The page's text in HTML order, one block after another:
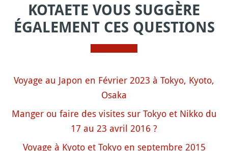
KOTAETE VOUS SUGGÈRE
ÉGALEMENT CES QUESTIONS
Voyage au Japon en Février 2023 à Tokyo, Kyoto,
Osaka
Manger ou faire des visites sur Tokyo et Nikko du
17 au 23 avril 2016 ?
Voyage à Kyoto et Tokyo en septembre 2015